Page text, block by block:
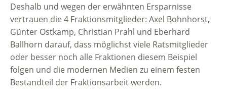
Deshalb und wegen der erwähnten Ersparnisse
vertrauen die 4 Fraktionsmitglieder: Axel Bohnhorst,
Günter Ostkamp, Christian Prahl und Eberhard
Ballhorn darauf, dass möglichst viele Ratsmitglieder
oder besser noch alle Fraktionen diesem Beispiel
folgen und die modernen Medien zu einem festen
Bestandteil der Fraktionsarbeit werden.